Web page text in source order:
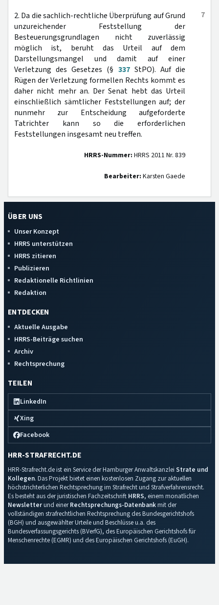
7
2. Da die sachlich-rechtliche Überprüfung auf Grund
unzureichender Feststellung der
Besteuerungsgrundlagen nicht zuverlässig
möglich ist, beruht das Urteil auf dem
Darstellungsmangel und damit auf einer
Verletzung des Gesetzes (§ 337StPO). Auf die
Rügen der Verletzung formellen Rechts kommt es
daher nicht mehr an. Der Senat hebt das Urteil
einschließlich sämtlicher Feststellungen auf; der
nunmehr zur Entscheidung aufgeforderte
Tatrichter kann so die erforderlichen
Feststellungen insgesamt neu treffen.
HRRS-Nummer: HRRS 2011 Nr. 839
Bearbeiter: Karsten Gaede
ÜBER UNS
Unser Konzept
HRRS unterstützen
HRRS zitieren
Publizieren
Redaktionelle Richtlinien
Redaktion
ENTDECKEN
Aktuelle Ausgabe
HRRS-Beiträge suchen
Archiv
Rechtsprechung
TEILEN
LinkedIn
Xing
Facebook
HRR-STRAFRECHT.DE
HRR-Strafrecht.de ist ein Service der Hamburger Anwaltskanzlei Strate und
Kollegen. Das Projekt bietet einen kostenlosen Zugang zur aktuellen
höchstrichterlichen Rechtsprechung im Strafrecht und Strafverfahrensrecht.
Es besteht aus der juristischen Fachzeitschrift HRRS, einem monatlichen
Newsletterund einerRechtsprechungs-Datenbankmit der
vollständigen strafrechtlichen Rechtsprechung des Bundesgerichtshofs
(BGH) und ausgewählter Urteile und Beschlüsse u.a. des
Bundesverfassungsgerichts (BVerfG), des Europäischen Gerichtshofs für
Menschenrechte (EGMR) und des Europäischen Gerichtshofs (EuGH).